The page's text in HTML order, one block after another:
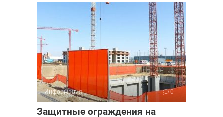
Информация 0
Защитные ограждения на